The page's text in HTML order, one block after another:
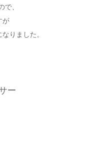
、
が
りました。
ー